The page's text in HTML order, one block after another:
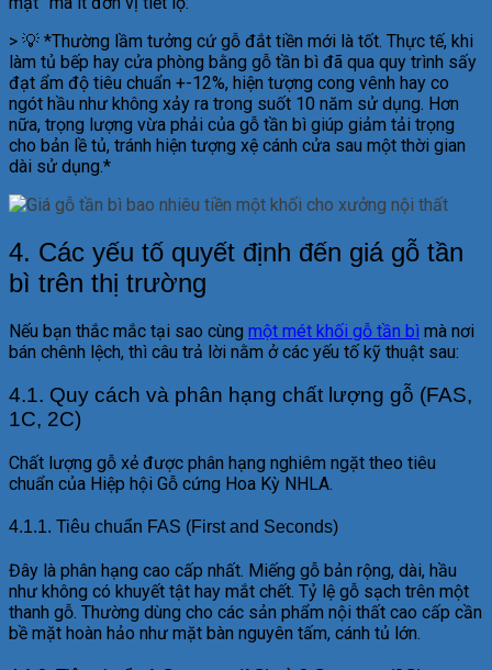
> 💡 *Thường lầm tưởng cứ gỗ đắt tiền mới là tốt. Thực tế, khi
làm tủ bếp hay cửa phòng bằng gỗ tần bì đã qua quy trình sấy
đạt ẩm độ tiêu chuẩn +-12%, hiện tượng cong vênh hay co
ngót hầu như không xảy ra trong suốt 10 năm sử dụng. Hơn
nữa, trọng lượng vừa phải của gỗ tần bì giúp giảm tải trọng
cho bản lề tủ, tránh hiện tượng xệ cánh cửa sau một thời gian
dài sử dụng.*
4. Các yếu tố quyết định đến giá gỗ tần
bì trên thị trường
Nếu bạn thắc mắc tại sao cùng một mét khối gỗ tần bì mà nơi
bán chênh lệch, thì câu trả lời nằm ở các yếu tố kỹ thuật sau:
4.1. Quy cách và phân hạng chất lượng gỗ (FAS,
1C, 2C)
Chất lượng gỗ xẻ được phân hạng nghiêm ngặt theo tiêu
chuẩn của Hiệp hội Gỗ cứng Hoa Kỳ NHLA.
4.1.1. Tiêu chuẩn FAS (First and Seconds)
Đây là phân hạng cao cấp nhất. Miếng gỗ bản rộng, dài, hầu
như không có khuyết tật hay mắt chết. Tỷ lệ gỗ sạch trên một
thanh gỗ. Thường dùng cho các sản phẩm nội thất cao cấp cần
bề mặt hoàn hảo như mặt bàn nguyên tấm, cánh tủ lớn.